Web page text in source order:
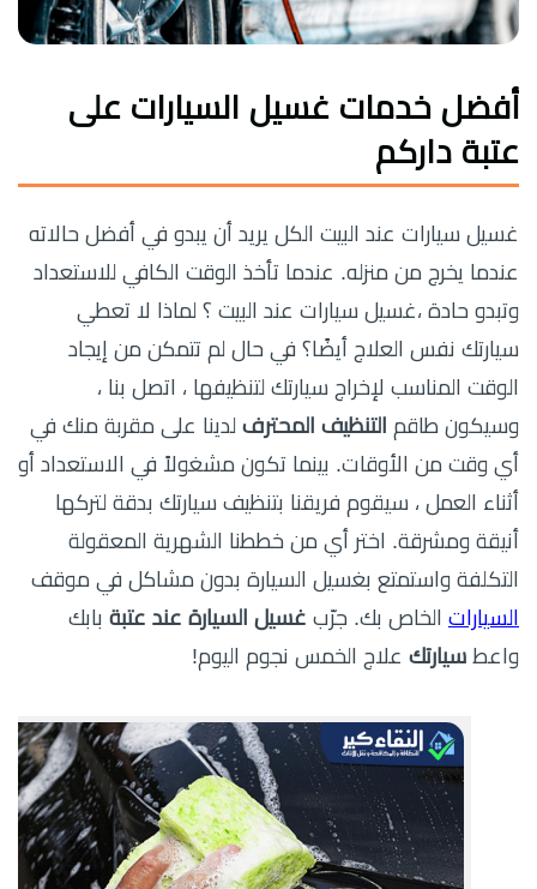
أفضل خدمات غسيل السيارات على
عتبة داركم
غسيل سيارات عند البيت الكل يريد أن يبدو في أفضل حالاته
عندما يخرج من منزله. عندما تأخذ الوقت الكافي للاستعداد
وتبدو حادة ،غسيل سيارات عند البيت ؟ لماذا لا تعطي
سيارتك نفس العلاج أيضًا؟ في حال لم تتمكن من إيجاد
الوقت المناسب لإخراج سيارتك لتنظيفها ، اتصل بنا ،
وسيكون طاقم التنظيف المحترف لدينا على مقربة منك في
أي وقت من الأوقات. بينما تكون مشغولاً في الاستعداد أو
أثناء العمل ، سيقوم فريقنا بتنظيف سيارتك بدقة لتركها
أنيقة ومشرقة. اختر أي من خططنا الشهرية المعقولة
التكلفة واستمتع بغسيل السيارة بدون مشاكل في موقف
السيارات الخاص بك. جرّب غسيل السيارة عند عتبة بابك
واعط سيارتك علاج الخمس نجوم اليوم!